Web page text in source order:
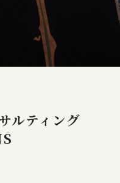
ルティング